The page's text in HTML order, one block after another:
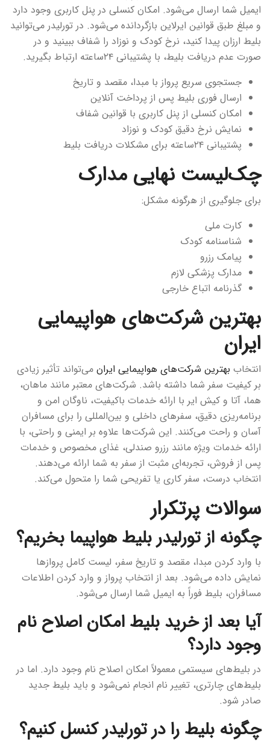
ایمیل شما ارسال می‌شود. امکان کنسلی در پنل کاربری وجود دارد
و مبلغ طبق قوانین ایرلاین بازگردانده می‌شود. در تورلیدر می‌توانید
بلیط ارزان پیدا کنید، نرخ کودک و نوزاد را شفاف ببینید و در
صورت عدم دریافت بلیط، با پشتیبانی ۲۴ساعته ارتباط بگیرید.
جستجوی سریع پرواز با مبدا، مقصد و تاریخ
ارسال فوری بلیط پس از پرداخت آنلاین
امکان کنسلی از پنل کاربری با قوانین شفاف
نمایش نرخ دقیق کودک و نوزاد
پشتیبانی ۲۴ساعته برای مشکلات دریافت بلیط
چک‌لیست نهایی مدارک
برای جلوگیری از هرگونه مشکل:
کارت ملی
شناسنامه کودک
پیامک رزرو
مدارک پزشکی لازم
گذرنامه اتباع خارجی
بهترین شرکت‌های هواپیمایی
ایران
انتخاب بهترین شرکت‌های هواپیمایی ایران می‌تواند تأثیر زیادی
بر کیفیت سفر شما داشته باشد. شرکت‌های معتبر مانند ماهان،
هما، آتا و کیش ایر با ارائه خدمات باکیفیت، ناوگان امن و
برنامه‌ریزی دقیق، سفرهای داخلی و بین‌المللی را برای مسافران
آسان و راحت می‌کنند. این شرکت‌ها علاوه بر ایمنی و راحتی، با
ارائه خدمات ویژه مانند رزرو صندلی، غذای مخصوص و خدمات
پس از فروش، تجربه‌ای مثبت از سفر به شما ارائه می‌دهند.
انتخاب درست، سفر کاری یا تفریحی شما را متحول می‌کند.
سوالات پرتکرار
چگونه از تورلیدر بلیط هواپیما بخریم؟
با وارد کردن مبدا، مقصد و تاریخ سفر، لیست کامل پروازها
نمایش داده می‌شود. بعد از انتخاب پرواز و وارد کردن اطلاعات
مسافران، بلیط فوراً به ایمیل شما ارسال می‌شود.
آیا بعد از خرید بلیط امکان اصلاح نام
وجود دارد؟
در بلیط‌های سیستمی معمولاً امکان اصلاح نام وجود دارد. اما در
بلیط‌های چارتری، تغییر نام انجام نمی‌شود و باید بلیط جدید
صادر شود.
چگونه بلیط را در تورلیدر کنسل کنیم؟